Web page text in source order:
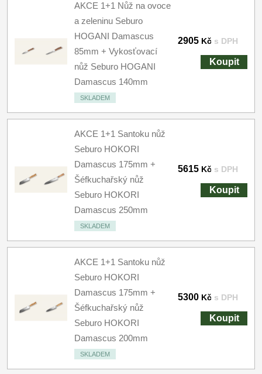
AKCE 1+1 Nůž na ovoce
a zeleninu Seburo
HOGANI Damascus
85mm + Vykosťovací
nůž Seburo HOGANI
Damascus 140mm
SKLADEM
2905 Kč s DPH
Koupit
AKCE 1+1 Santoku nůž
Seburo HOKORI
Damascus 175mm +
Šéfkuchařský nůž
Seburo HOKORI
Damascus 250mm
SKLADEM
5615 Kč s DPH
Koupit
AKCE 1+1 Santoku nůž
Seburo HOKORI
Damascus 175mm +
Šéfkuchařský nůž
Seburo HOKORI
Damascus 200mm
SKLADEM
5300 Kč s DPH
Koupit